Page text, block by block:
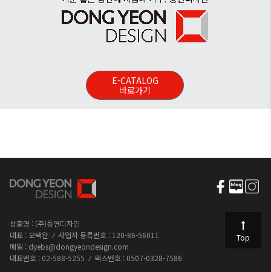
E-CATALOG
바로가기
상호명 : (주)동연디자인
대표 : 오택완
사업자 등록번호 : 120-86-56011
메일 : dyebs@dongyeondesign.com
대표번호 : 02-588-5255 팩스번호 : 0507-0328-7586
Top